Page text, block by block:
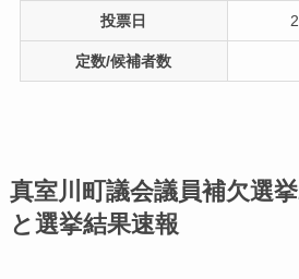
投票日
定数/候補者数
真室川町議会議員補欠選
と選挙結果速報